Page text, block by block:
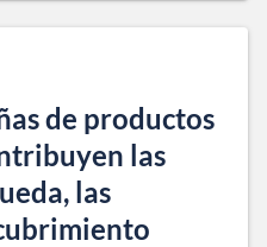
de productos
las
las